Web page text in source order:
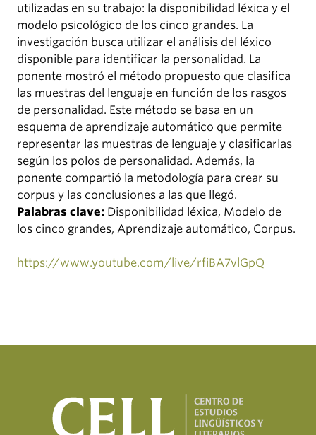
utilizadas en su trabajo: la disponibilidad léxica y el
modelo psicológico de los cinco grandes. La
investigación busca utilizar el análisis del léxico
disponible para identificar la personalidad. La
ponente mostró el método propuesto que clasifica
las muestras del lenguaje en función de los rasgos
de personalidad. Este método se basa en un
esquema de aprendizaje automático que permite
representar las muestras de lenguaje y clasificarlas
según los polos de personalidad. Además, la
ponente compartió la metodología para crear su
corpus y las conclusiones a las que llegó.
Palabras clave: Disponibilidad léxica, Modelo de
los cinco grandes, Aprendizaje automático, Corpus.
https://www.youtube.com/live/rfiBA7vlGpQ